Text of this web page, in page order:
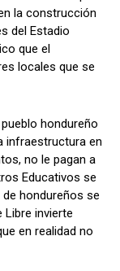
la construcción
del Estadio
que el
locales que se
hondureño
infraestructura en
no le pagan a
Educativos se
hondureños se
Libre invierte
en realidad no